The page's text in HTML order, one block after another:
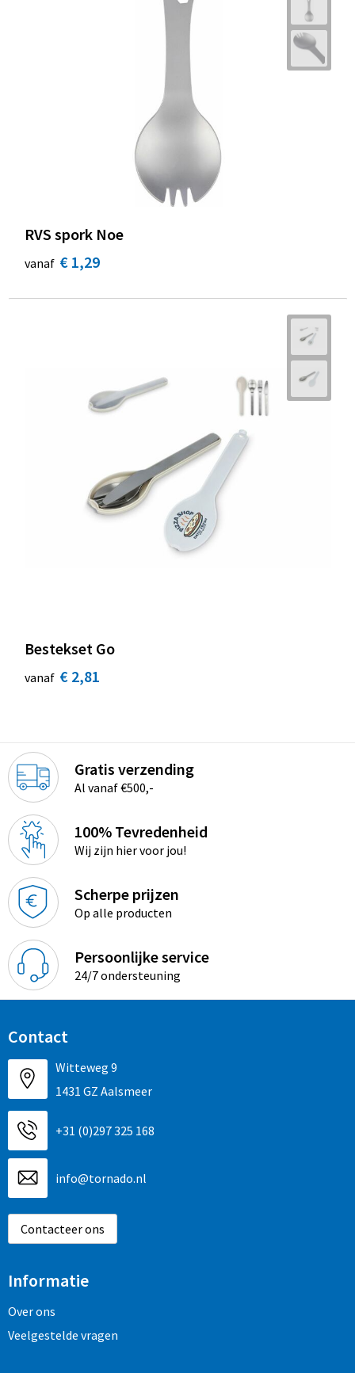
RVS spork Noe
vanaf € 1,29
Bestekset Go
vanaf € 2,81
Gratis verzending
Al vanaf €500,-
100% Tevredenheid
Wij zijn hier voor jou!
Scherpe prijzen
Op alle producten
Persoonlijke service
24/7 ondersteuning
Contact
Witteweg 9
1431 GZ Aalsmeer
+31 (0)297 325 168
info@tornado.nl
Contacteer ons
Informatie
Over ons
Veelgestelde vragen